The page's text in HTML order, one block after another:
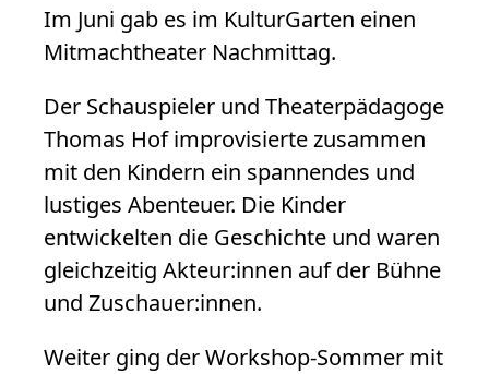
Im Juni gab es im KulturGarten einen
Mitmachtheater Nachmittag.
Der Schauspieler und Theaterpädagoge
Thomas Hof improvisierte zusammen
mit den Kindern ein spannendes und
lustiges Abenteuer. Die Kinder
entwickelten die Geschichte und waren
gleichzeitig Akteur:innen auf der Bühne
und Zuschauer:innen.
Weiter ging der Workshop-Sommer mit